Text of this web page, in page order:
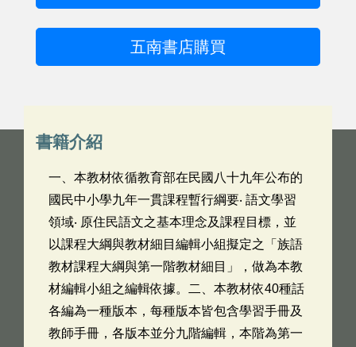
五南書店購買
書籍介紹
一、本教材依循教育部在民國八十九年公布的
國民中小學九年一貫課程暫行綱要‧ 語文學習
領域‧ 原住民語文之基本理念及課程目標，並
以課程大綱與教材細目編輯小組擬定之「族語
教材課程大綱與第一階教材細目」，做為本教
材編輯小組之編輯依據。二、本教材依40種話
各編為一種版本，每種版本皆包含學習手冊及
教師手冊，各版本並分九階編輯，本階為第一